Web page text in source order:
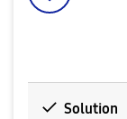
Solution